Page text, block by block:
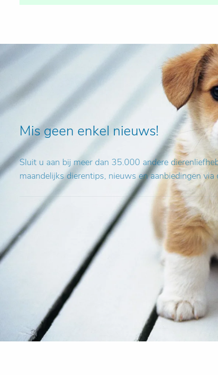
Mis geen enkel nieuws!
Sluit u aan bij meer dan 35.000 andere
maandelijks dierentips, nieuws en aanbiedingen via